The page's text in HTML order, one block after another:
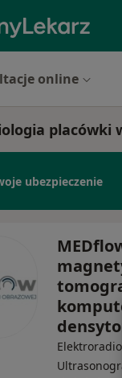
online
placówki
ubezpieczenie